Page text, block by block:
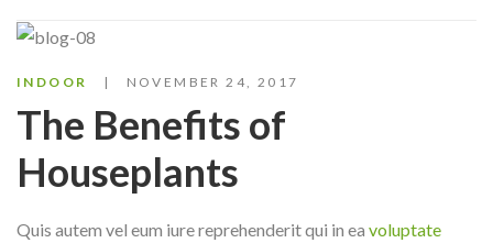
INDOOR NOVEMBER 24, 2017
The Benefits of
Houseplants
Quis autem vel eum iure reprehenderit qui in ea voluptate